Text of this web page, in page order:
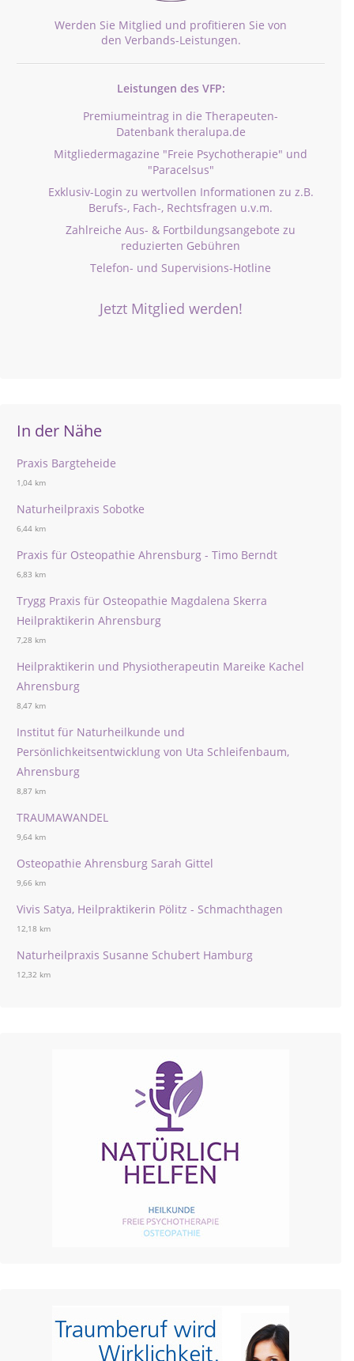
Werden Sie Mitglied und profitieren Sie von
den Verbands-Leistungen.
Leistungen des VFP:
Premiumeintrag in die Therapeuten-
Datenbank theralupa.de
Mitgliedermagazine "Freie Psychotherapie" und
"Paracelsus"
Exklusiv-Login zu wertvollen Informationen zu z.B.
Berufs-, Fach-, Rechtsfragen u.v.m.
Zahlreiche Aus- & Fortbildungsangebote zu
reduzierten Gebühren
Telefon- und Supervisions-Hotline
Jetzt Mitglied werden!
In der Nähe
Praxis Bargteheide
1,04 km
Naturheilpraxis Sobotke
6,44 km
Praxis für Osteopathie Ahrensburg - Timo Berndt
6,83 km
Trygg Praxis für Osteopathie Magdalena Skerra
Heilpraktikerin Ahrensburg
7,28 km
Heilpraktikerin und Physiotherapeutin Mareike Kachel
Ahrensburg
8,47 km
Institut für Naturheilkunde und
Persönlichkeitsentwicklung von Uta Schleifenbaum,
Ahrensburg
8,87 km
TRAUMAWANDEL
9,64 km
Osteopathie Ahrensburg Sarah Gittel
9,66 km
Vivis Satya, Heilpraktikerin Pölitz - Schmachthagen
12,18 km
Naturheilpraxis Susanne Schubert Hamburg
12,32 km